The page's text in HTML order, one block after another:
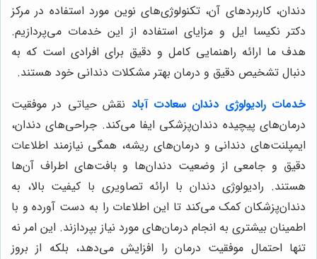
دندان، کاربردهای آن، تکنولوژی‌های نوین مورد استفاده در مرکز
دکتر نکیسا ایل و مزایای استفاده از این خدمات می‌پردازیم.
هدف ما ارائه راهنمایی کامل و دقیق برای افرادی است که به
دنبال تشخیص دقیق و درمان بهتر مشکلات دندانی خود هستند.
خدمات رادیولوژی دندان سعادت آباد نقش حیاتی در موفقیت
درمان‌های پیچیده دندان‌پزشکی ایفا می‌کند. جراحی‌های دندان،
ایمپلنت‌های دندانی و درمان‌های ریشه، همگی نیازمند اطلاعات
دقیق و جامعی از وضعیت دندان‌ها و بافت‌های اطراف آن‌ها
هستند. رادیولوژی دندان با ارائه تصاویری با کیفیت بالا، به
دندان‌پزشکان کمک می‌کند تا این اطلاعات را به دست آورده و با
اطمینان بیشتری به انجام درمان‌های مورد نیاز بپردازند. این امر نه
تنها احتمال موفقیت درمان را افزایش می‌دهد، بلکه از بروز